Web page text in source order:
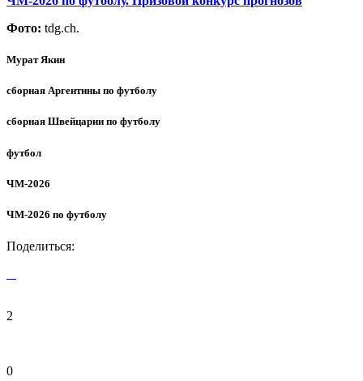
Фото: tdg.ch.
Мурат Якин
сборная Аргентины по футболу
сборная Швейцарии по футболу
футбол
ЧМ-2026
ЧМ-2026 по футболу
Поделиться:
2
0